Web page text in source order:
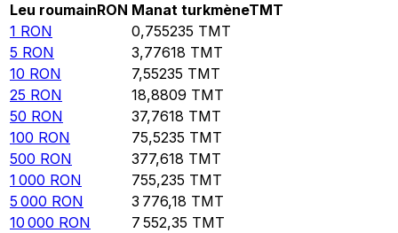
Leu roumainRON Manat turkmèneTMT
1 RON 0,755235 TMT
5 RON 3,77618 TMT
10 RON 7,55235 TMT
25 RON 18,8809 TMT
50 RON 37,7618 TMT
100 RON 75,5235 TMT
500 RON 377,618 TMT
1 000 RON 755,235 TMT
5 000 RON 3 776,18 TMT
10 000 RON 7 552,35 TMT